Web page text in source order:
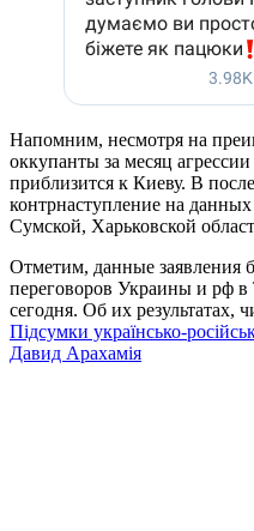
Напомним, несмотря на
оккупанты за месяц
приблизится к Киеву. В
контрнаступление на
Сумской, Харьковской
Отметим, данные заявления
переговоров Украины и рф
сегодня. Об их результатах,
Підсумки українсько-
Давид Арахамія